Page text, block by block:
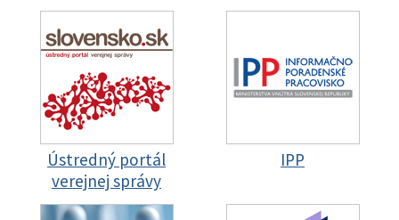
Ústredný portál
verejnej správy
IPP